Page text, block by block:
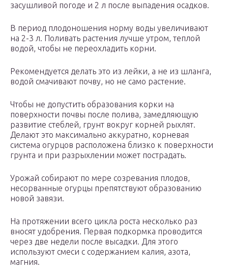
засушливой погоде и 2 л после выпадения осадков.
В период плодоношения норму воды увеличивают
на 2-3 л. Поливать растения лучше утром, теплой
водой, чтобы не переохладить корни.
Рекомендуется делать это из лейки, а не из шланга,
водой смачивают почву, но не само растение.
Чтобы не допустить образования корки на
поверхности почвы после полива, замедляющую
развитие стеблей, грунт вокруг корней рыхлят.
Делают это максимально аккуратно, корневая
система огурцов расположена близко к поверхности
грунта и при разрыхлении может пострадать.
Урожай собирают по мере созревания плодов,
несорванные огурцы препятствуют образованию
новой завязи.
На протяжении всего цикла роста несколько раз
вносят удобрения. Первая подкормка проводится
через две недели после высадки. Для этого
используют смеси с содержанием калия, азота,
магния.